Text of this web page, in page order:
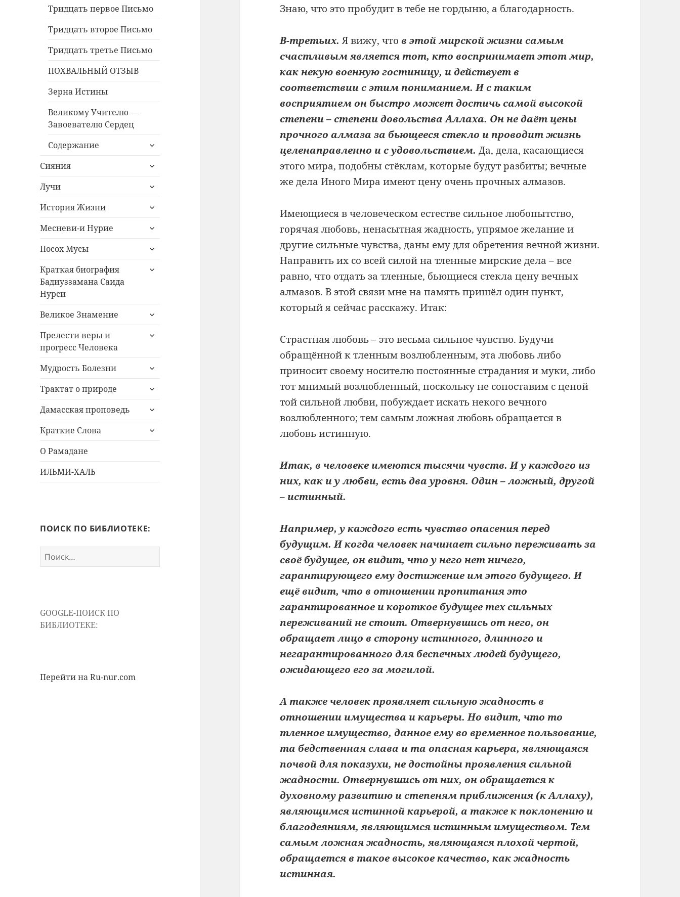
Тридцать первое Письмо
Тридцать второе Письмо
Тридцать третье Письмо
ПОХВАЛЬНЫЙ ОТЗЫВ
Зерна Истины
Великому Учителю —
Завоевателю Сердец
Содержание
раскрыть
меню
Сияния
раскрыть
меню
Лучи
раскрыть
меню
История Жизни
раскрыть
меню
Месневи-и Нурие
раскрыть
меню
Посох Мусы
раскрыть
меню
Краткая биография
Бадиуззамана Саида
Нурси
раскрыть
Великое Знамение
раскрыть
меню
Прелести веры и
прогресс Человека
раскрыть
Мудрость Болезни
раскрыть
меню
Трактат о природе
раскрыть
меню
Дамасская проповедь
раскрыть
меню
Краткие Слова
раскрыть
О Рамадане
ИЛЬМИ-ХАЛЬ
ПОИСК ПО БИБЛИОТЕКЕ:
Найти:
GOOGLE-ПОИСК ПО
БИБЛИОТЕКЕ:
Перейти на Ru-nur.com
Знаю, что это пробудит в тебе не гордыню, а благодарность.
В-третьих. Я вижу, чтов этой мирской жизни самым
счастливым является тот, кто воспринимает этот мир,
как некую военную гостиницу, и действует в
соответствии с этим пониманием. И с таким
восприятием он быстро может достичь самой высокой
степени – степени довольства Аллаха. Он не даёт цены
прочного алмаза за бьющееся стекло и проводит жизнь
целенаправленно и с удовольствием. Да, дела, касающиеся
этого мира, подобны стёклам, которые будут разбиты; вечные
же дела Иного Мира имеют цену очень прочных алмазов.
Имеющиеся в человеческом естестве сильное любопытство,
горячая любовь, ненасытная жадность, упрямое желание и
другие сильные чувства, даны ему для обретения вечной жизни.
Направить их со всей силой на тленные мирские дела – все
равно, что отдать за тленные, бьющиеся стекла цену вечных
алмазов. В этой связи мне на память пришёл один пункт,
который я сейчас расскажу. Итак:
Страстная любовь – это весьма сильное чувство. Будучи
обращённой к тленным возлюбленным, эта любовь либо
приносит своему носителю постоянные страдания и муки, либо
тот мнимый возлюбленный, поскольку не сопоставим с ценой
той сильной любви, побуждает искать некого вечного
возлюбленного; тем самым ложная любовь обращается в
любовь истинную.
Итак, в человеке имеются тысячи чувств. И у каждого из
них, как и у любви, есть два уровня. Один – ложный, другой
– истинный.
Например, у каждого есть чувство опасения перед
будущим. И когда человек начинает сильно переживать за
своё будущее, он видит, что у него нет ничего,
гарантирующего ему достижение им этого будущего. И
ещё видит, что в отношении пропитания это
гарантированное и короткое будущее тех сильных
переживаний не стоит. Отвернувшись от него, он
обращает лицо в сторону истинного, длинного и
негарантированного для беспечных людей будущего,
ожидающего его за могилой.
А также человек проявляет сильную жадность в
отношении имущества и карьеры. Но видит, что то
тленное имущество, данное ему во временное пользование,
та бедственная слава и та опасная карьера, являющаяся
почвой для показухи, не достойны проявления сильной
жадности. Отвернувшись от них, он обращается к
духовному развитию и степеням приближения (к Аллаху),
являющимся истинной карьерой, а также к поклонению и
благодеяниям, являющимся истинным имуществом. Тем
самым ложная жадность, являющаяся плохой чертой,
обращается в такое высокое качество, как жадность
истинная.